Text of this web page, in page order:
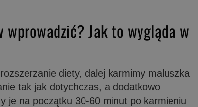
Jak to wygląda w
diety, dalej karmimy maluszka
tak jak dotychczas, a dodatkowo
je na początku 30-60 minut po karmieniu